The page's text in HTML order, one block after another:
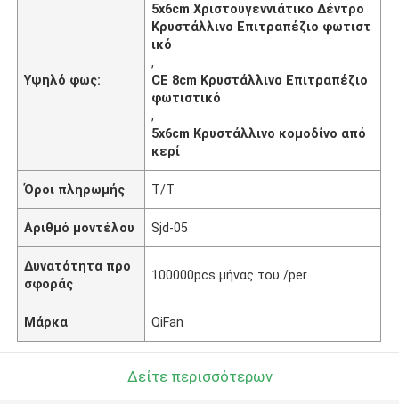
Υψηλό φως:
5x6cm Χριστουγεννιάτικο Δέντρο
Κρυστάλλινο Επιτραπέζιο φωτιστ
ικό
,
CE 8cm Κρυστάλλινο Επιτραπέζιο
φωτιστικό
,
5x6cm Κρυστάλλινο κομοδίνο από
κερί
Όροι πληρωμής T/T
Αριθμό μοντέλου Sjd-05
Δυνατότητα προ
σφοράς
100000pcs μήνας του /per
Μάρκα QiFan
Δείτε περισσότερων